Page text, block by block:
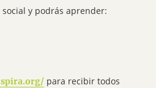
y podrás aprender:
para recibir todos